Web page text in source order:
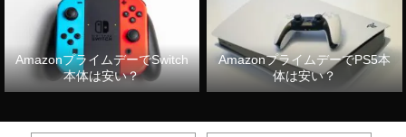
AmazonプライムデーでSwitch
本体は安い？
AmazonプライムデーでPS5本
体は安い？